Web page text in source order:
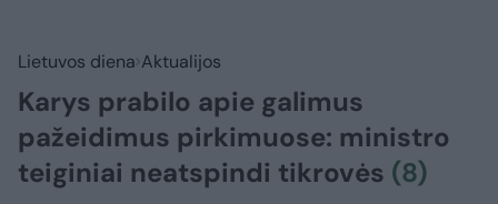
Lietuvos diena Aktualijos
Karys prabilo apie galimus
pažeidimus pirkimuose: ministro
teiginiai neatspindi tikrovės (8)